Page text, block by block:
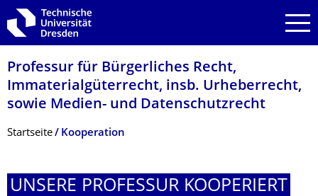
Zur Hauptnavigation springen
Zur Suche springen
Zum Inhalt springen
Professur für Bürgerliches Recht,
Immaterialgüter­recht, insb. Urheberrecht,
sowie Medien- und Datenschutzrecht
Breadcrumb-Menü
Startseite Kooperation
UNSERE PROFESSUR KOOPERIERT